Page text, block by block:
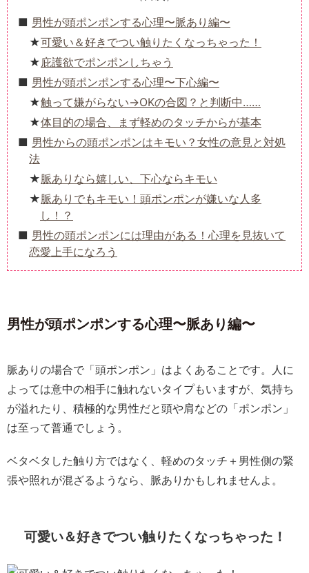
男性が頭ポンポンする心理〜脈あり編〜
可愛い＆好きでつい触りたくなっちゃった！
庇護欲でポンポンしちゃう
男性が頭ポンポンする心理〜下心編〜
触って嫌がらない→OKの合図？と判断中……
体目的の場合、まず軽めのタッチからが基本
男性からの頭ポンポンはキモい？女性の意見と対処
法
脈ありなら嬉しい、下心ならキモい
脈ありでもキモい！頭ポンポンが嫌いな人多
し！？
男性の頭ポンポンには理由がある！心理を見抜いて
恋愛上手になろう
男性が頭ポンポンする心理〜脈あり編〜
脈ありの場合で「頭ポンポン」はよくあることです。人に
よっては意中の相手に触れないタイプもいますが、気持ち
が溢れたり、積極的な男性だと頭や肩などの「ポンポン」
は至って普通でしょう。
ベタベタした触り方ではなく、軽めのタッチ＋男性側の緊
張や照れが混ざるようなら、脈ありかもしれませんよ。
可愛い＆好きでつい触りたくなっちゃった！